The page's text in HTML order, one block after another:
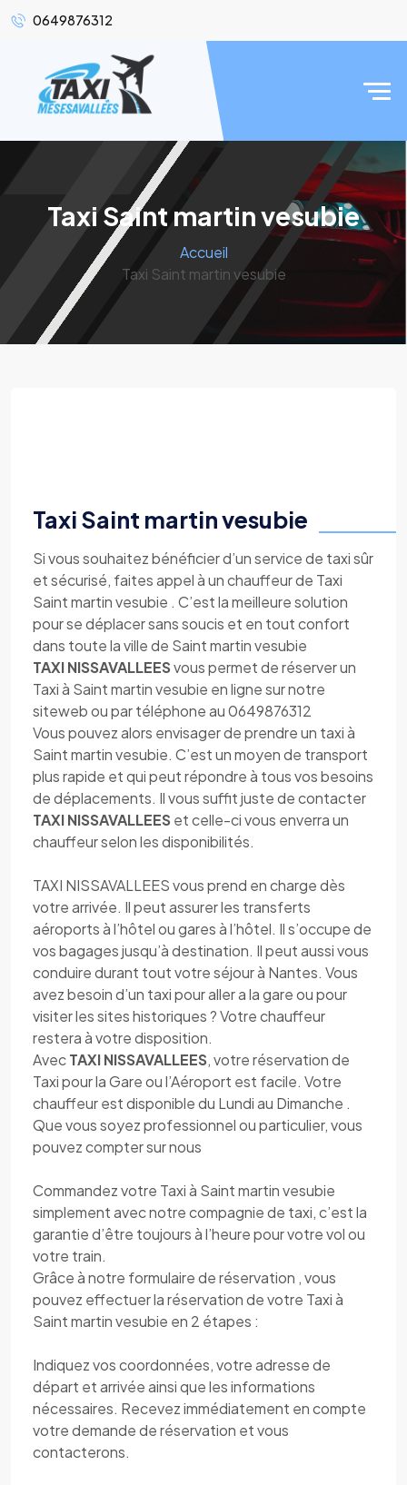
0649876312
Taxi Saint martin vesubie
Accueil
Taxi Saint martin vesubie
Taxi Saint martin vesubie
Si vous souhaitez bénéficier d’un service de taxi sûr
et sécurisé, faites appel à un chauffeur de Taxi
Saint martin vesubie . C’est la meilleure solution
pour se déplacer sans soucis et en tout confort
dans toute la ville de Saint martin vesubie
TAXI NISSAVALLEESvous permet de réserver un
Taxi à Saint martin vesubie en ligne sur notre
siteweb ou par téléphone au 0649876312
Vous pouvez alors envisager de prendre un taxi à
Saint martin vesubie. C’est un moyen de transport
plus rapide et qui peut répondre à tous vos besoins
de déplacements. Il vous suffit juste de contacter
TAXI NISSAVALLEES et celle-ci vous enverra un
chauffeur selon les disponibilités.
TAXI NISSAVALLEES vous prend en charge dès
votre arrivée. Il peut assurer les transferts
aéroports à l’hôtel ou gares à l’hôtel. Il s’occupe de
vos bagages jusqu’à destination. Il peut aussi vous
conduire durant tout votre séjour à Nantes. Vous
avez besoin d’un taxi pour aller a la gare ou pour
visiter les sites historiques ? Votre chauffeur
restera à votre disposition.
AvecTAXI NISSAVALLEES, votre réservation de
Taxi pour la Gare ou l’Aéroport est facile. Votre
chauffeur est disponible du Lundi au Dimanche .
Que vous soyez professionnel ou particulier, vous
pouvez compter sur nous
Commandez votre Taxi à Saint martin vesubie
simplement avec notre compagnie de taxi, c’est la
garantie d’être toujours à l’heure pour votre vol ou
votre train.
Grâce à notre formulaire de réservation , vous
pouvez effectuer la réservation de votre Taxi à
Saint martin vesubie en 2 étapes :
Indiquez vos coordonnées, votre adresse de
départ et arrivée ainsi que les informations
nécessaires. Recevez immédiatement en compte
votre demande de réservation et vous
contacterons.